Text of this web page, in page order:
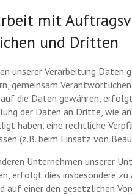
mit
und Dritten
unserer Verarbeitung Daten
gemeinsam
die Daten gewähren,
der Daten an Dritte, wie
haben, eine rechtliche
(z.B. beim Einsatz von
Unternehmen unserer
erfolgt dies insbesondere
auf einer den gesetzlichen